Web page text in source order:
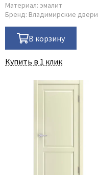
Материал: эмалит
Бренд: Владимирские двери
В корзину
Купить в 1 клик